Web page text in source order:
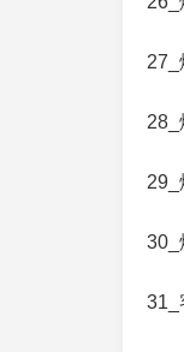
27_
28_
29_
30_
31_